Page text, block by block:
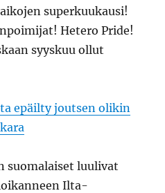
superkuukausi!
Hetero Pride!
syyskuu ollut
epäilty joutsen olikin
suomalaiset luulivat
Ilta-